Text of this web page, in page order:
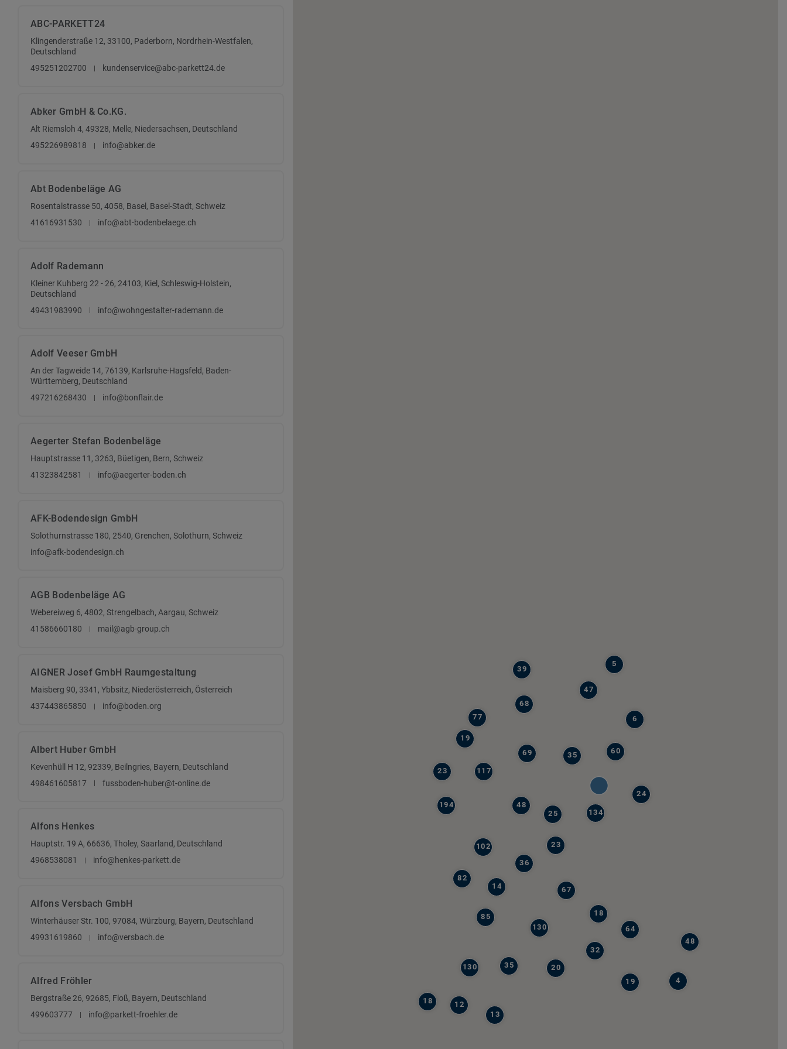
ABC-PARKETT24
Klingenderstraße 12, 33100, Paderborn, Nordrhein-Westfalen,
Deutschland
495251202700
kundenservice@abc-parkett24.de
Abker GmbH & Co.KG.
Alt Riemsloh 4, 49328, Melle, Niedersachsen, Deutschland
495226989818
info@abker.de
Abt Bodenbeläge AG
Rosentalstrasse 50, 4058, Basel, Basel-Stadt, Schweiz
41616931530
info@abt-bodenbelaege.ch
Adolf Rademann
Kleiner Kuhberg 22 - 26, 24103, Kiel, Schleswig-Holstein,
Deutschland
49431983990
info@wohngestalter-rademann.de
Adolf Veeser GmbH
An der Tagweide 14, 76139, Karlsruhe-Hagsfeld, Baden-
Württemberg, Deutschland
497216268430
info@bonflair.de
Aegerter Stefan Bodenbeläge
Hauptstrasse 11, 3263, Büetigen, Bern, Schweiz
41323842581
info@aegerter-boden.ch
AFK-Bodendesign GmbH
Solothurnstrasse 180, 2540, Grenchen, Solothurn, Schweiz
info@afk-bodendesign.ch
AGB Bodenbeläge AG
Webereiweg 6, 4802, Strengelbach, Aargau, Schweiz
41586660180
mail@agb-group.ch
AIGNER Josef GmbH Raumgestaltung
Maisberg 90, 3341, Ybbsitz, Niederösterreich, Österreich
437443865850
info@boden.org
Albert Huber GmbH
Kevenhüll H 12, 92339, Beilngries, Bayern, Deutschland
498461605817
fussboden-huber@t-online.de
Alfons Henkes
Hauptstr. 19 A, 66636, Tholey, Saarland, Deutschland
4968538081
info@henkes-parkett.de
Alfons Versbach GmbH
Winterhäuser Str. 100, 97084, Würzburg, Bayern, Deutschland
49931619860
info@versbach.de
Alfred Fröhler
Bergstraße 26, 92685, Floß, Bayern, Deutschland
499603777
info@parkett-froehler.de
48
85
194
77
117
130
39
64
67
82
36
130
69
134
23
68
35
35
102
19
23
47
19
48
14
60
12
18
32
13
20
24
6
25
5
4
18